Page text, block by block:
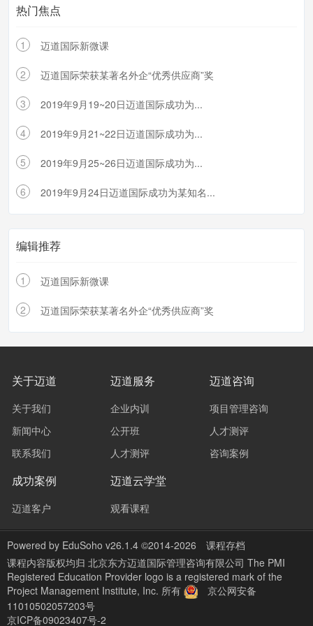
热门焦点
1 迈道国际新微课
2 迈道国际荣获某著名外企“优秀供应商”奖
3 2019年9月19~20日迈道国际成功为...
4 2019年9月21~22日迈道国际成功为...
5 2019年9月25~26日迈道国际成功为...
6 2019年9月24日迈道国际成功为某知名...
编辑推荐
1 迈道国际新微课
2 迈道国际荣获某著名外企“优秀供应商”奖
关于迈道
关于我们
新闻中心
联系我们
迈道服务
企业内训
公开班
人才测评
迈道咨询
项目管理咨询
人才测评
咨询案例
成功案例
迈道客户
迈道云学堂
观看课程
Powered by EduSoho v26.1.4 ©2014-2026
课程存档
课程内容版权均归 北京东方迈道国际管理咨询有限公司 The PMI
Registered Education Provider logo is a registered mark of the
Project Management Institute, Inc. 所有
京公网安备
11010502057203号
京ICP备09023407号-2